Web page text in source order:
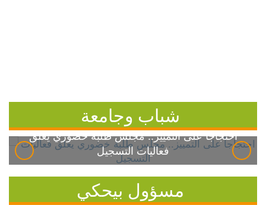
شباب وجامعة
احتجاجاً على التمييز.. مجلس طلبة خضوري يعلق
فعاليات التسجيل
مسؤول بيحكي